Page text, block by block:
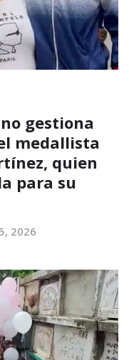
gestiona
medallista
quien
para su
2026